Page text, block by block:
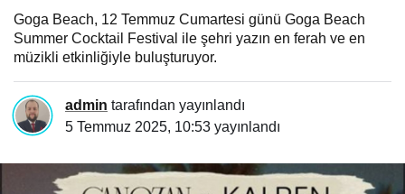
Goga Beach, 12 Temmuz Cumartesi günü Goga Beach
Summer Cocktail Festival ile şehri yazın en ferah ve en
müzikli etkinliğiyle buluşturuyor.
admin tarafından yayınlandı
5 Temmuz 2025, 10:53 yayınlandı